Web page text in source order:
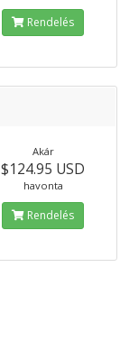
Rendelés
Akár
$124.95 USD
havonta
Rendelés